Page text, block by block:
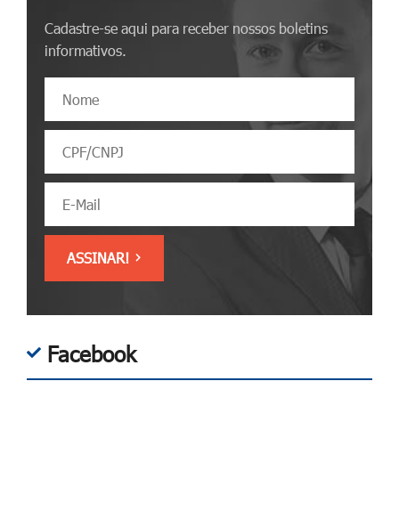
Cadastre-se aqui para receber nossos boletins
informativos.
Facebook